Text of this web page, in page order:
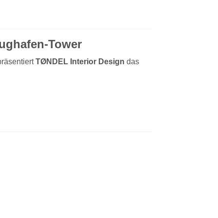
Tower
TØNDEL Interior Design das